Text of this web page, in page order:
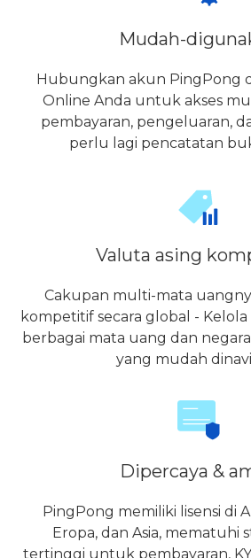
Mudah-
Hubungkan akun PingPong
Online Anda untuk akses
pembayaran, pengeluaran,
perlu lagi pencatatan
Valuta asing
Cakupan multi-mata
kompetitif secara global -
berbagai mata uang dan
yang mudah
Dipercaya &
PingPong memiliki lisensi di
Eropa, dan Asia, mematuhi
tertinggi untuk pembayaran,